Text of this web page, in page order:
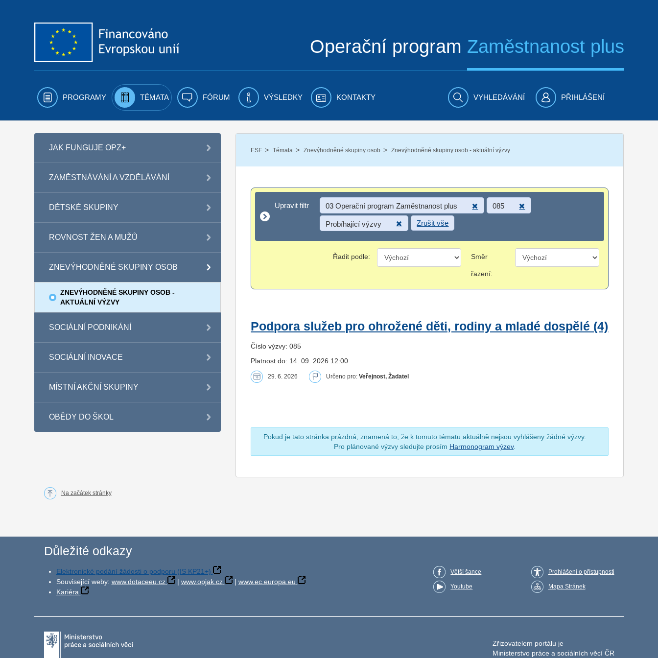
Operační program Zaměstnanost plus
PROGRAMY TÉMATA FÓRUM VÝSLEDKY KONTAKTY VYHLEDÁVÁNÍ PŘIHLÁŠENÍ
JAK FUNGUJE OPZ+
ZAMĚSTNÁVÁNÍ A VZDĚLÁVÁNÍ
DĚTSKÉ SKUPINY
ROVNOST ŽEN A MUŽŮ
ZNEVÝHODNĚNÉ SKUPINY OSOB
ZNEVÝHODNĚNÉ SKUPINY OSOB -
AKTUÁLNÍ VÝZVY
SOCIÁLNÍ PODNIKÁNÍ
SOCIÁLNÍ INOVACE
MÍSTNÍ AKČNÍ SKUPINY
OBĚDY DO ŠKOL
ESF / Témata / Znevýhodněné skupiny osob / Znevýhodněné skupiny osob - aktuální výzvy
Upravit filtr
Upravit filtr 03 Operační program Zaměstnanost plus 085
Probíhající výzvy Zrušit vše
Řadit podle: Směr
řazení:
Podpora služeb pro ohrožené děti, rodiny a mladé dospělé (4)
Číslo výzvy: 085
Platnost do: 14. 09. 2026 12:00
29. 6. 2026 Určeno pro:Veřejnost, Žadatel
Pokud je tato stránka prázdná, znamená to, že k tomuto tématu aktuálně nejsou vyhlášeny žádné výzvy.
Pro plánované výzvy sledujte prosím Harmonogram výzev.
Na začátek stránky
Důležité odkazy
Elektronické podání žádosti o podporu (IS KP21+)
Související weby: www.dotaceeu.cz | www.opjak.cz | www.ec.europa.eu
Kariéra
Větší šance
Youtube
Prohlášení o přístupnosti
Mapa Stránek
Zřizovatelem portálu je
Ministerstvo práce a sociálních věcí ČR